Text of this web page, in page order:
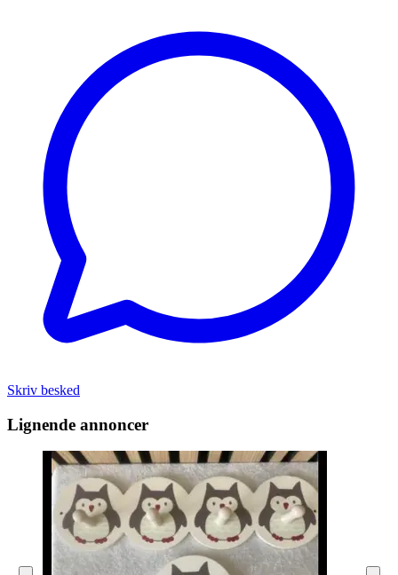
Skriv besked
Lignende annoncer